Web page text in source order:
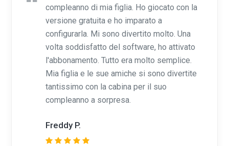
compleanno di mia figlia. Ho giocato con la
versione gratuita e ho imparato a
configurarla. Mi sono divertito molto. Una
volta soddisfatto del software, ho attivato
l'abbonamento. Tutto era molto semplice.
Mia figlia e le sue amiche si sono divertite
tantissimo con la cabina per il suo
compleanno a sorpresa.
Freddy P.